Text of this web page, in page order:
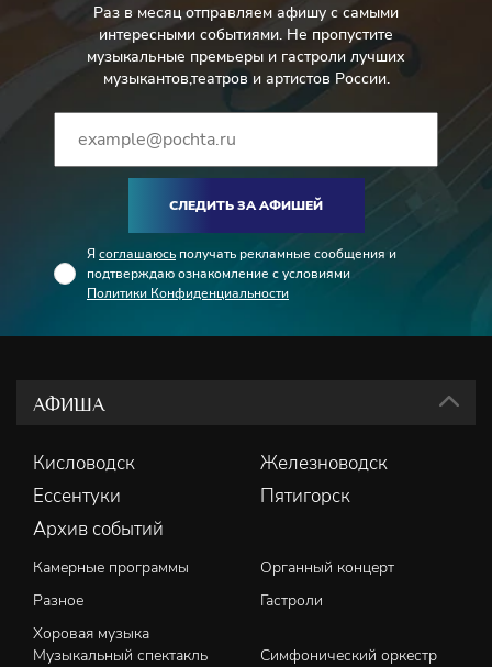
Раз в месяц отправляем афишу с самыми
интересными событиями. Не пропустите
музыкальные премьеры и гастроли лучших
музыкантов,театров и артистов России.
СЛЕДИТЬ ЗА АФИШЕЙ
Я соглашаюсь получать рекламные сообщения и
подтверждаю ознакомление с условиями
Политики Конфиденциальности
АФИША
Кисловодск
Железноводск
Ессентуки
Пятигорск
Архив событий
Камерные программы
Органный концерт
Разное
Гастроли
Хоровая музыка
Музыкальный спектакль
Симфонический оркестр